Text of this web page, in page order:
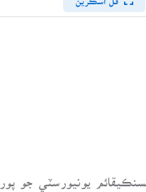
يونيورسٽي جو پورو